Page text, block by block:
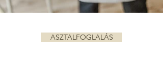
ASZTALFOGLALÁS